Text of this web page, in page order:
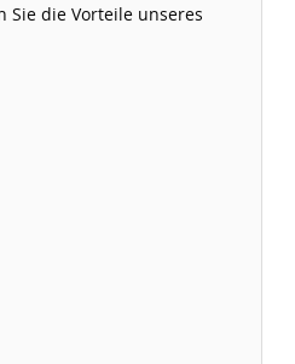
Sie die Vorteile unseres